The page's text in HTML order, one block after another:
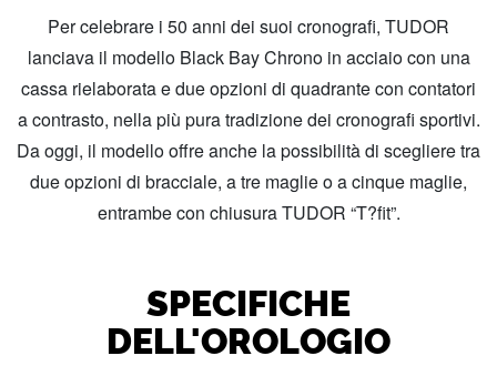
Per celebrare i 50 anni dei suoi cronografi, TUDOR
lanciava il modello Black Bay Chrono in acciaio con una
cassa rielaborata e due opzioni di quadrante con contatori
a contrasto, nella più pura tradizione dei cronografi sportivi.
Da oggi, il modello offre anche la possibilità di scegliere tra
due opzioni di bracciale, a tre maglie o a cinque maglie,
entrambe con chiusura TUDOR “T?fit”.
SPECIFICHE
DELL'OROLOGIO